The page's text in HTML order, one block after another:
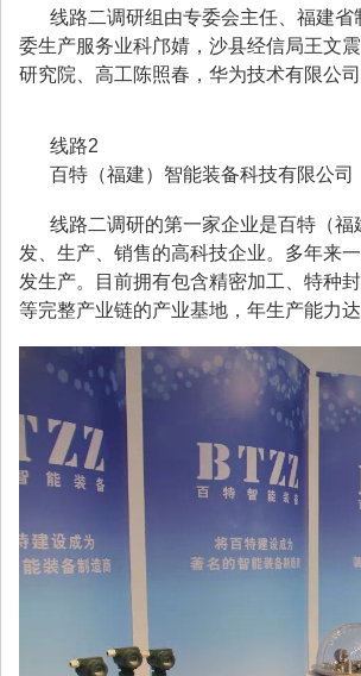
线路二调研组由专委会主任、福建
委生产服务业科邝婧，沙县经信局王文
研究院、高工陈照春，华为技术有限公
线路2
百特（福建）智能装备科技有限公司
线路二调研的第一家企业是百特（
发、生产、销售的高科技企业。多年来
发生产。目前拥有包含精密加工、特种
等完整产业链的产业基地，年生产能力达